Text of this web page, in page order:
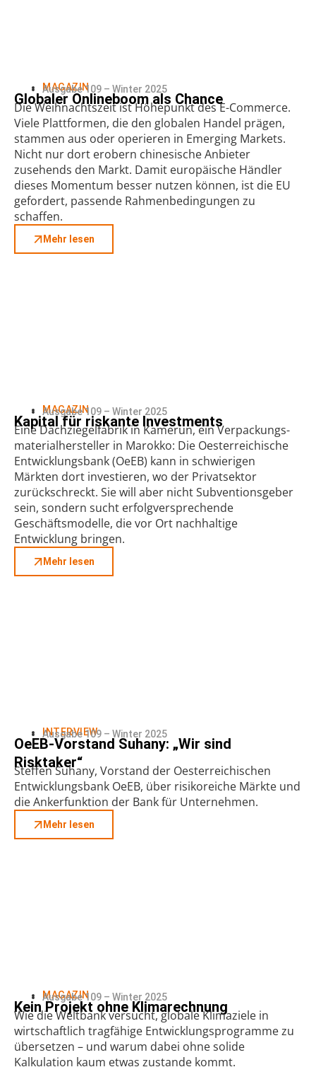
MAGAZIN
Ausgabe 109 – Winter 2025
Globaler Onlineboom als Chance
Die Weihnachtszeit ist Höhepunkt des E-Commerce.
Viele Plattformen, die den globalen Handel prägen,
stammen aus oder operieren in Emerging Markets.
Nicht nur dort erobern chinesische Anbieter
zusehends den Markt. Damit europäische Händler
dieses Momentum besser nutzen können, ist die EU
gefordert, passende Rahmenbedingungen zu
schaffen.
Mehr lesen
MAGAZIN
Ausgabe 109 – Winter 2025
Kapital für riskante Investments
Eine Dachziegelfabrik in Kamerun, ein Verpackungs-
materialhersteller in Marokko: Die Oesterreichische
Entwicklungsbank (OeEB) kann in schwierigen
Märkten dort investieren, wo der Privatsektor
zurückschreckt. Sie will aber nicht Subventionsgeber
sein, sondern sucht erfolgversprechende
Geschäftsmodelle, die vor Ort nachhaltige
Entwicklung bringen.
Mehr lesen
INTERVIEW
Ausgabe 109 – Winter 2025
OeEB-Vorstand Suhany: „Wir sind
Risktaker“
Steffen Suhany, Vorstand der Oesterreichischen
Entwicklungsbank OeEB, über risikoreiche Märkte und
die Ankerfunktion der Bank für Unternehmen.
Mehr lesen
MAGAZIN
Ausgabe 109 – Winter 2025
Kein Projekt ohne Klimarechnung
Wie die Weltbank versucht, globale Klimaziele in
wirtschaftlich tragfähige Entwicklungsprogramme zu
übersetzen – und warum dabei ohne solide
Kalkulation kaum etwas zustande kommt.